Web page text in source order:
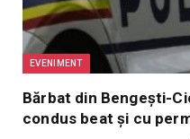
EVENIMENT
Bărbat din Bengești-
condus beat și cu